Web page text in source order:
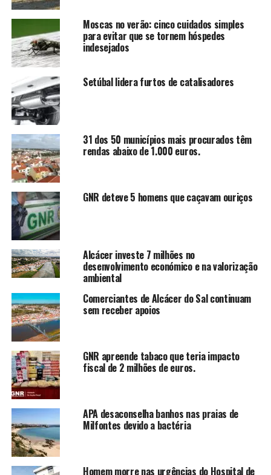
Moscas no verão: cinco cuidados simples
para evitar que se tornem hóspedes
indesejados
Setúbal lidera furtos de catalisadores
31 dos 50 municípios mais procurados têm
rendas abaixo de 1.000 euros.
GNR deteve 5 homens que caçavam ouriços
Alcácer investe 7 milhões no
desenvolvimento económico e na valorização
ambiental
Comerciantes de Alcácer do Sal continuam
sem receber apoios
GNR apreende tabaco que teria impacto
fiscal de 2 milhões de euros.
APA desaconselha banhos nas praias de
Milfontes devido a bactéria
Homem morre nas urgências do Hospital de